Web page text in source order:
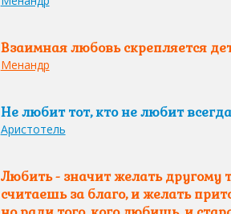
Взаимная любовь скрепляется
Менандр
Не любит тот, кто не любит
Аристотель
Любить - значит желать другому
считаешь за благо, и желать